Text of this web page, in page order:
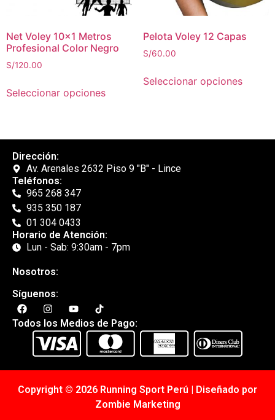
Net Voley 10×1 Metros
Profesional Color Negro
S/120.00
Seleccionar opciones
Pelota Voley 12 Capas
S/60.00
Seleccionar opciones
Dirección:
Av. Arenales 2632 Piso 9 "B" - Lince
Teléfonos:
965 268 347
935 350 187
01 304 0433
Horario de Atención:
Lun - Sab: 9:30am - 7pm
Nosotros:
Síguenos:
Todos los Medios de Pago:
Copyright © 2026 Running Sport Perú | Diseñado por
Zombie Marketing